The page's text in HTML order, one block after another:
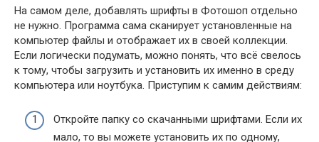
На самом деле, добавлять шрифты в Фотошоп отдельно
не нужно. Программа сама сканирует установленные на
компьютер файлы и отображает их в своей коллекции.
Если логически подумать, можно понять, что всё свелось
к тому, чтобы загрузить и установить их именно в среду
компьютера или ноутбука. Приступим к самим действиям:
Откройте папку со скачанными шрифтами. Если их
мало, то вы можете установить их по одному,